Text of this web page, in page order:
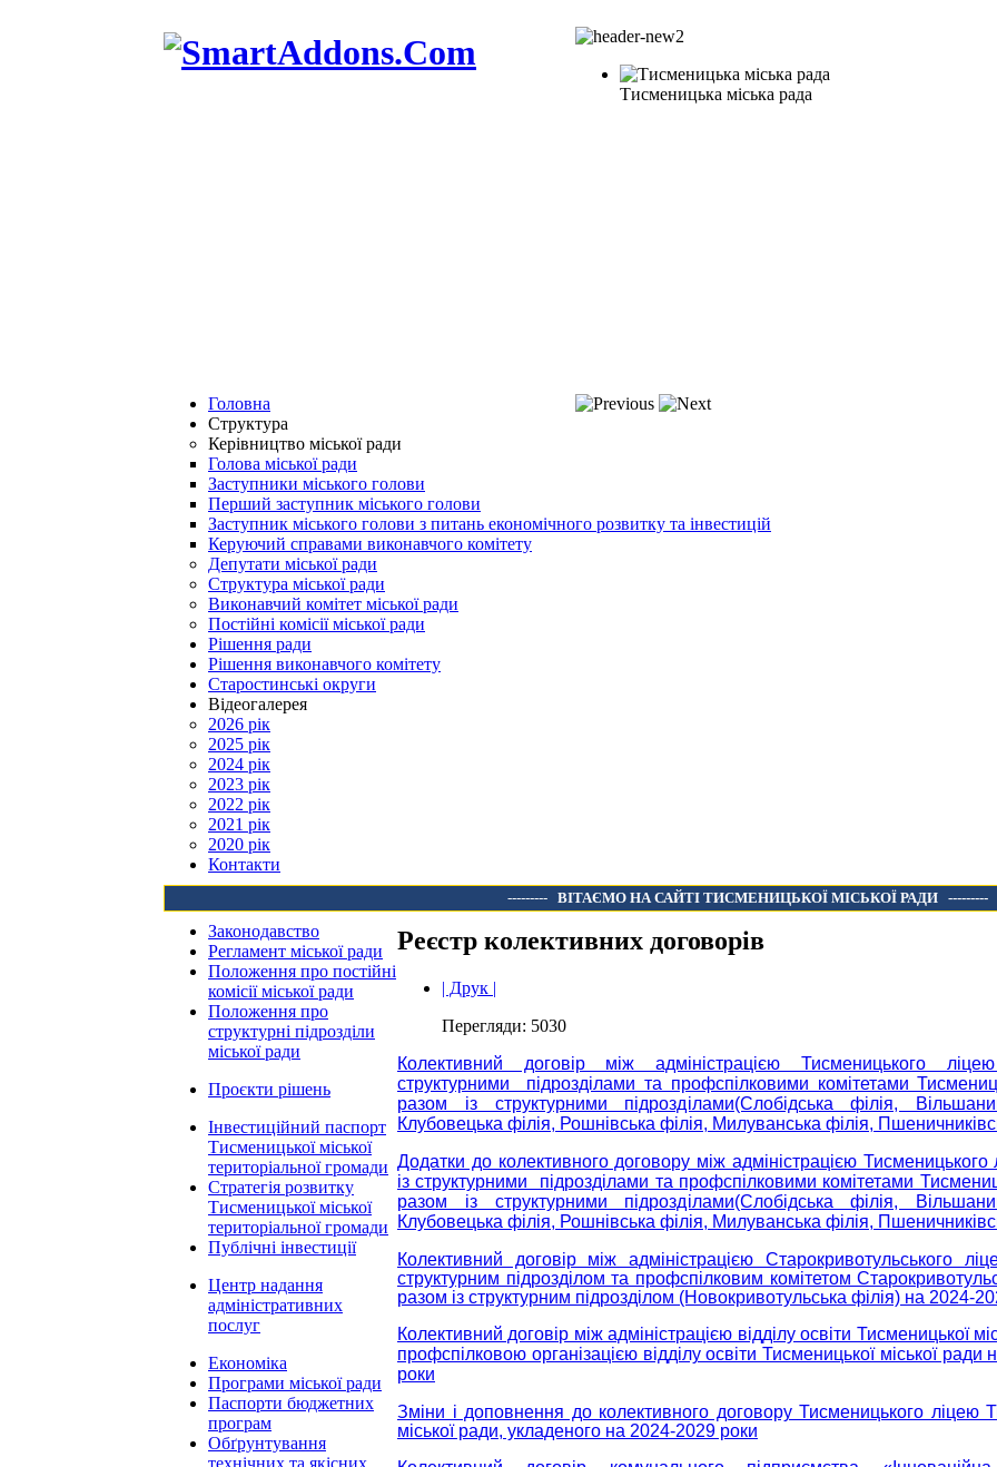
Тисменицька міська рада
Головна
Структура
Керівництво міської ради
Голова міської ради
Заступники міського голови
Перший заступник міського голови
Заступник міського голови з питань економічного розвитку та інвестицій
Керуючий справами виконавчого комітету
Депутати міської ради
Структура міської ради
Виконавчий комітет міської ради
Постійні комісії міської ради
Рішення ради
Рішення виконавчого комітету
Старостинські округи
Відеогалерея
2026 рік
2025 рік
2024 рік
2023 рік
2022 рік
2021 рік
2020 рік
Контакти
--------- ВІТАЄМО НА САЙТІ ТИСМЕНИЦЬКОЇ МІСЬКОЇ РАДИ ---------
Законодавство
Регламент міської ради
Положення про постійні
комісії міської ради
Положення про
структурні підрозділи
міської ради
Проєкти рішень
Інвестиційний паспорт
Тисменицької міської
територіальної громади
Стратегія розвитку
Тисменицької міської
територіальної громади
Публічні інвестиції
Центр надання
адміністративних
послуг
Економіка
Програми міської ради
Паспорти бюджетних
програм
Обґрунтування
технічних та якісних
Реєстр колективних договорів
| Друк |
Перегляди: 5030
Колективний договір між адміністрацією Тисменицького
структурними підрозділами та профспілковими комітетами
разом із структурними підрозділами(Слобідська філія,
Клубовецька філія, Рошнівська філія, Милуванська філія,
Додатки до колективного договору між адміністрацією Тисменицького
із структурними підрозділами та профспілковими комітетами
разом із структурними підрозділами(Слобідська філія,
Клубовецька філія, Рошнівська філія, Милуванська філія,
Колективний договір між адміністрацією Старокривотульського
структурним підрозділом та профспілковим комітетом
разом із структурним підрозділом (Новокривотульська філія) на 2024-
Колективний договір між адміністрацією відділу освіти Тисменицької
профспілковою організацією відділу освіти Тисменицької міської ради
роки
Зміни і доповнення до колективного договору Тисменицького ліцею
міської ради, укладеного на 2024-2029 роки